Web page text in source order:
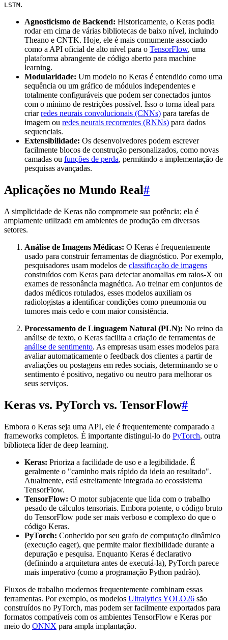
LSTM.
Agnosticismo de Backend: Historicamente, o Keras podia
rodar em cima de várias bibliotecas de baixo nível, incluindo
Theano e CNTK. Hoje, ele é mais comumente associado
como a API oficial de alto nível para o TensorFlow, uma
plataforma abrangente de código aberto para machine
learning.
Modularidade: Um modelo no Keras é entendido como uma
sequência ou um gráfico de módulos independentes e
totalmente configuráveis que podem ser conectados juntos
com o mínimo de restrições possível. Isso o torna ideal para
criarredes neurais convolucionais (CNNs) para tarefas de
imagem ou redes neurais recorrentes (RNNs) para dados
sequenciais.
Extensibilidade: Os desenvolvedores podem escrever
facilmente blocos de construção personalizados, como novas
camadas ou funções de perda, permitindo a implementação de
pesquisas avançadas.
Aplicações no Mundo Real#
A simplicidade de Keras não compromete sua potência; ela é
amplamente utilizada em ambientes de produção em diversos
setores.
Análise de Imagens Médicas: O Keras é frequentemente
usado para construir ferramentas de diagnóstico. Por exemplo,
pesquisadores usam modelos de classificação de imagens
construídos com Keras para detectar anomalias em raios-X ou
exames de ressonância magnética. Ao treinar em conjuntos de
dados médicos rotulados, esses modelos auxiliam os
radiologistas a identificar condições como pneumonia ou
tumores mais cedo e com maior consistência.
Processamento de Linguagem Natural (PLN): No reino da
análise de texto, o Keras facilita a criação de ferramentas de
análise de sentimento. As empresas usam esses modelos para
avaliar automaticamente o feedback dos clientes a partir de
avaliações ou postagens em redes sociais, determinando se o
sentimento é positivo, negativo ou neutro para melhorar os
seus serviços.
Keras vs. PyTorch vs. TensorFlow#
Embora o Keras seja uma API, ele é frequentemente comparado a
frameworks completos. É importante distingui-lo do PyTorch, outra
biblioteca líder de deep learning.
Keras: Prioriza a facilidade de uso e a legibilidade. É
geralmente o "caminho mais rápido da ideia ao resultado".
Atualmente, está estreitamente integrada ao ecossistema
TensorFlow.
TensorFlow: O motor subjacente que lida com o trabalho
pesado de cálculos tensoriais. Embora potente, o código bruto
do TensorFlow pode ser mais verboso e complexo do que o
código Keras.
PyTorch: Conhecido por seu grafo de computação dinâmico
(execução eager), que permite maior flexibilidade durante a
depuração e pesquisa. Enquanto Keras é declarativo
(definindo a arquitetura antes de executá-la), PyTorch parece
mais imperativo (como a programação Python padrão).
Fluxos de trabalho modernos frequentemente combinam essas
ferramentas. Por exemplo, os modelos Ultralytics YOLO26 são
construídos no PyTorch, mas podem ser facilmente exportados para
formatos compatíveis com os ambientes TensorFlow e Keras por
meio do ONNX para ampla implantação.